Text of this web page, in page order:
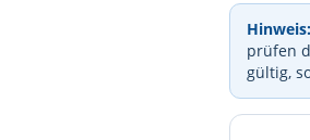
Hinweis:
prüfen
gültig,